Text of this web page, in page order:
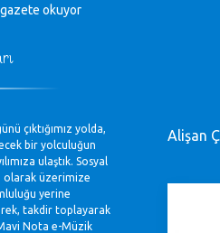
okuyor
çıktığımız yolda,
bir yolculuğun
ulaştık. Sosyal
olarak üzerimize
yerine
takdir toplayarak
Nota e-Müzik
Alişan